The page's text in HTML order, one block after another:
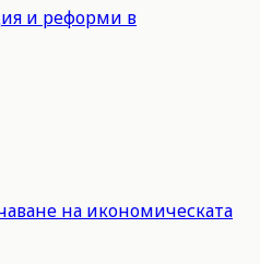
и реформи в
на икономическата